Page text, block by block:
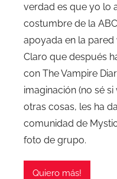
verdad es que yo lo
costumbre de la
apoyada en la
Claro que después
con The Vampire
imaginación (no sé
otras cosas, les ha
comunidad de
foto de grupo.
Quiero más!